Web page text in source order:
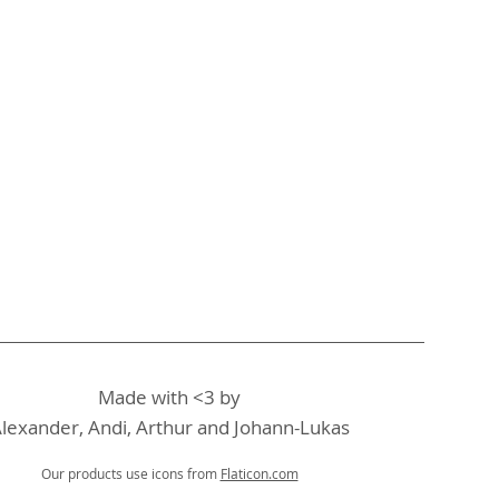
Made with <3 by
Andi, Arthur and Johann-Lukas
Our products use icons from Flaticon.com